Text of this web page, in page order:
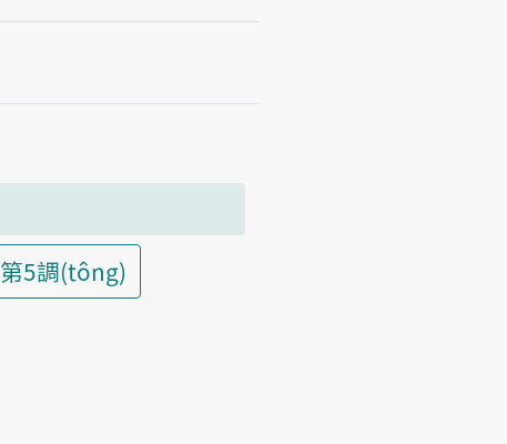
第5調(tông)